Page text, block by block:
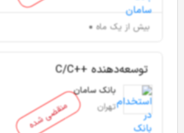
بیش از یک ماه
منقضی شده
توسعه‌دهنده ++C/C
بانک سامان
تهران